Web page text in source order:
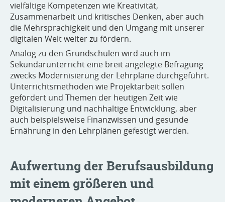
vielfältige Kompetenzen wie Kreativität,
Zusammenarbeit und kritisches Denken, aber auch
die Mehrsprachigkeit und den Umgang mit unserer
digitalen Welt weiter zu fördern.
Analog zu den Grundschulen wird auch im
Sekundarunterricht eine breit angelegte Befragung
zwecks Modernisierung der Lehrpläne durchgeführt.
Unterrichtsmethoden wie Projektarbeit sollen
gefördert und Themen der heutigen Zeit wie
Digitalisierung und nachhaltige Entwicklung, aber
auch beispielsweise Finanzwissen und gesunde
Ernährung in den Lehrplänen gefestigt werden.
Aufwertung der Berufsausbildung
mit einem größeren und